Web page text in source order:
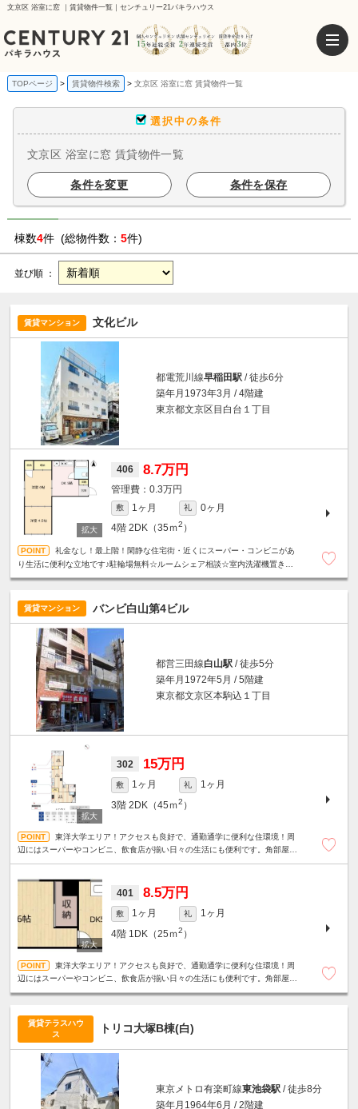
文京区 浴室に窓 ｜賃貸物件一覧｜センチュリー21パキラハウス
TOPページ 賃貸物件検索 文京区 浴室に窓 賃貸物件一覧
選択中の条件
文京区 浴室に窓 賃貸物件一覧
条件を変更 条件を保存
棟数4件 (総物件数： 5件)
並び順 ：
賃貸マンション 文化ビル
都電荒川線早稲田駅 / 徒歩6分
築年月1973年3月 / 4階建
東京都文京区目白台１丁目
406 8.7万円
0.3万円
敷 1ヶ月 礼
0ヶ月
4階 2DK（35ｍ2 ）
礼金なし！最上階！閑静な住宅街・近くにスーパー・コンビニがあ
り生活に便利な立地です♪駐輪場無料☆ルームシェア相談☆室内洗濯機置き場☆
賃貸マンション バンビ白山第4ビル
都営三田線白山駅 / 徒歩5分
築年月1972年5月 / 5階建
東京都文京区本駒込１丁目
302 15万円
敷 1ヶ月 礼
1ヶ月
3階 2DK（45ｍ2 ）
東洋大学エリア！アクセスも良好で、通勤通学に便利な住環境！周
辺にはスーパーやコンビニ、飲食店が揃い日々の生活にも便利です。角部屋
401 8.5万円
敷 1ヶ月 礼
1ヶ月
4階 1DK（25ｍ2 ）
東洋大学エリア！アクセスも良好で、通勤通学に便利な住環境！周
辺にはスーパーやコンビニ、飲食店が揃い日々の生活にも便利です。角部屋
賃貸テラスハウ
ス
トリコ大塚B棟(白)
東京メトロ有楽町線東池袋駅 / 徒歩8分
築年月1964年6月 / 2階建